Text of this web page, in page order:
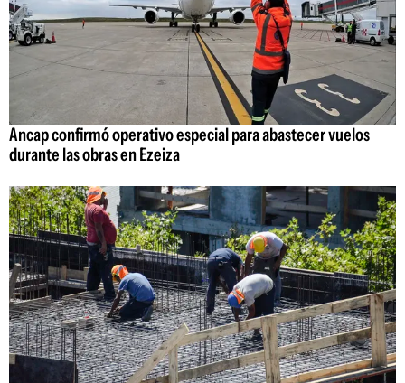
Ancap confirmó operativo especial para abastecer vuelos
durante las obras en Ezeiza